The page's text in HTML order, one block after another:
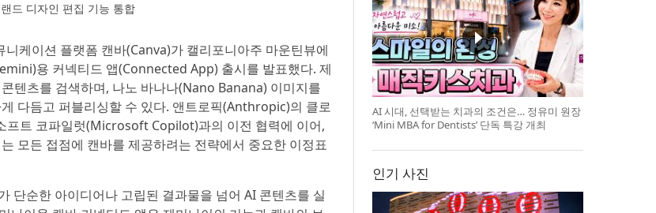
드 디자인 편집 기능 통합
케이션 플랫폼 캔바(Canva)가 캘리포니아주 마운틴뷰에
용 커넥티드 앱(Connected App) 출시를 발표했다. 제
텐츠를 검색하며, 나노 바나나(Nano Banana) 이미지를
다듬고 퍼블리싱할 수 있다. 앤트로픽(Anthropic)의 클로
프트 코파일럿(Microsoft Copilot)과의 이전 협력에 이어,
모든 접점에 캔바를 제공하려는 전략에서 중요한 이정표
단순한 아이디어나 고립된 결과물을 넘어 AI 콘텐츠를 실
AI 시대, 선택받는 치과의 조건은… 정유미 원장
‘Mini MBA for Dentists’ 단독 특강 개최
인기 사진